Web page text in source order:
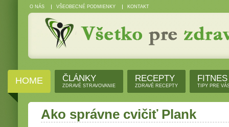
O NÁS VŠEOBECNÉ PODMIENKY KONTAKT
HOME ČLÁNKY
ZDRAVÉ STRAVOVANIE
RECEPTY
ZDRAVÉ RECEPTY
FITNES
TIPY PRE
Ako správne cvičiť Plank